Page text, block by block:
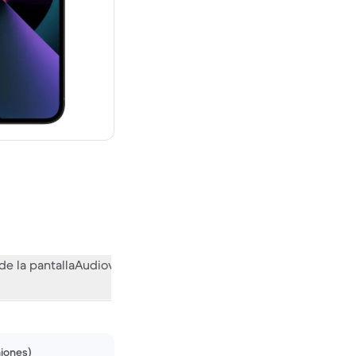
vale 739,00 €
la pantallaAudiovisual